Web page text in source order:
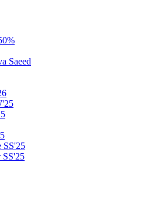
Saeed
SS'25
SS'25